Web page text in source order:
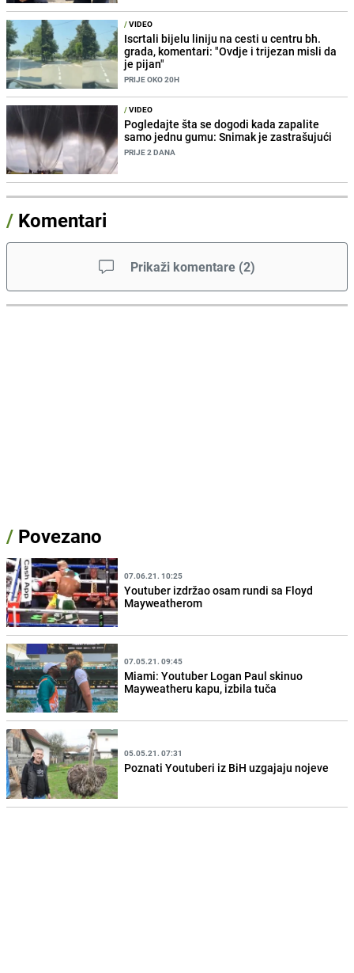
/VIDEO
Iscrtali bijelu liniju na cesti u centru bh.
grada, komentari: "Ovdje i trijezan misli da
je pijan"
PRIJE OKO 20H
/VIDEO
Pogledajte šta se dogodi kada zapalite
samo jednu gumu: Snimak je zastrašujući
PRIJE 2 DANA
/ Komentari
Prikaži komentare (2)
/ Povezano
07.06.21. 10:25
Youtuber izdržao osam rundi sa Floyd
Mayweatherom
07.05.21. 09:45
Miami: Youtuber Logan Paul skinuo
Mayweatheru kapu, izbila tuča
05.05.21. 07:31
Poznati Youtuberi iz BiH uzgajaju nojeve